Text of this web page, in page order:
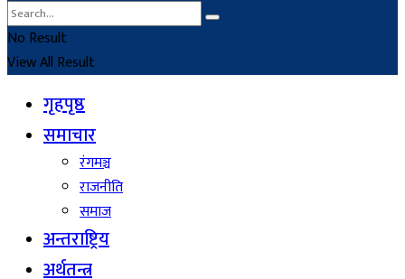
No Result
View All Result
गृहपृष्ठ
समाचार
रंगमञ्च
राजनीति
समाज
अन्तराष्ट्रिय
अर्थतन्त्र